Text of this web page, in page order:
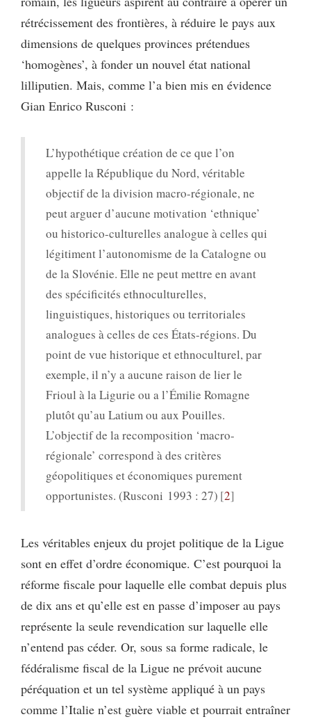
rétrécissement des frontières, à réduire le pays aux
dimensions de quelques provinces prétendues
‘homogènes’, à fonder un nouvel état national
lilliputien. Mais, comme l’a bien mis en évidence
Gian Enrico Rusconi :
L’hypothétique création de ce que l’on
appelle la République du Nord, véritable
objectif de la division macro-régionale, ne
peut arguer d’aucune motivation ‘ethnique’
ou historico-culturelles analogue à celles qui
légitiment l’autonomisme de la Catalogne ou
de la Slovénie. Elle ne peut mettre en avant
des spécificités ethnoculturelles,
linguistiques, historiques ou territoriales
analogues à celles de ces États-régions. Du
point de vue historique et ethnoculturel, par
exemple, il n’y a aucune raison de lier le
Frioul à la Ligurie ou a l’Émilie Romagne
plutôt qu’au Latium ou aux Pouilles.
L’objectif de la recomposition ‘macro-
régionale’ correspond à des critères
géopolitiques et économiques purement
opportunistes. (Rusconi 1993 : 27) 2
Les véritables enjeux du projet politique de la Ligue
sont en effet d’ordre économique. C’est pourquoi la
réforme fiscale pour laquelle elle combat depuis plus
de dix ans et qu’elle est en passe d’imposer au pays
représente la seule revendication sur laquelle elle
n’entend pas céder. Or, sous sa forme radicale, le
fédéralisme fiscal de la Ligue ne prévoit aucune
péréquation et un tel système appliqué à un pays
comme l’Italie n’est guère viable et pourrait entraîner